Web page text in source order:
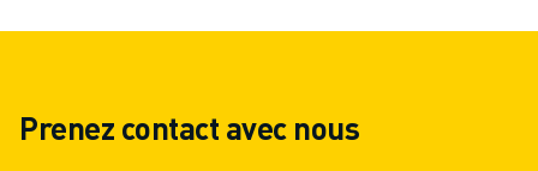
production en permettant un
rendement. Améliorer
pointe pour
Prenez contact avec nous